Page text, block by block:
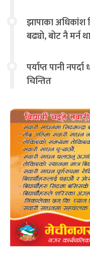
झापाका अधिकांश
बढ्यो, बोट नै मर्न
पर्याप्त पानी
चिन्तित